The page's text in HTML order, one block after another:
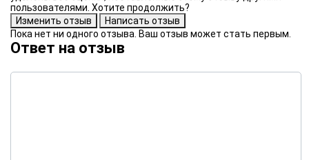
пользователями. Хотите продолжить?
Пока нет ни одного отзыва. Ваш отзыв может стать первым.
Ответ на отзыв